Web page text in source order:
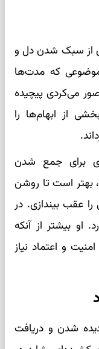
از سبک شدن دل و
که مدت‌ها
می‌کردی پیچیده
از ابهام‌ها را
برای جمع شدن
بهتر است تا روشن
عقب بیندازی. در
او بیشتر از آنکه
و اعتماد نیاز
شدن و دریافت